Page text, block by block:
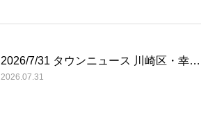
2026/7/31 タウンニュース 川崎区・幸…
2026.07.31